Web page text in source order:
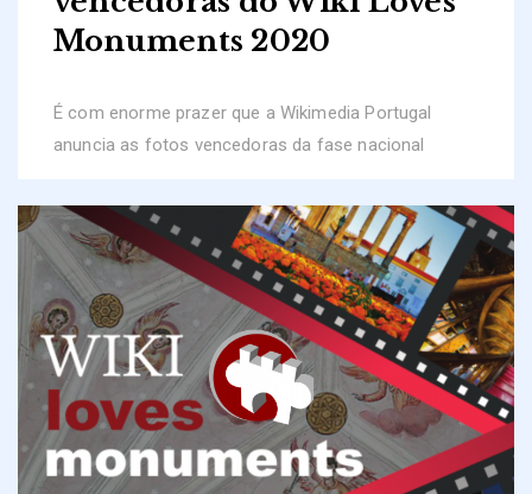
Monuments 2020
É com enorme prazer que a Wikimedia Portugal
anuncia as fotos vencedoras da fase nacional